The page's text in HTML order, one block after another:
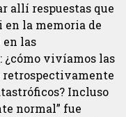
allí respuestas que
la memoria de
en las
¿cómo vivíamos las
retrospectivamente
Incluso
normal” fue